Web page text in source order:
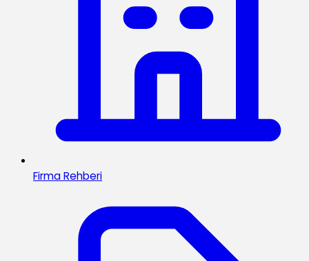
Firma Rehberi